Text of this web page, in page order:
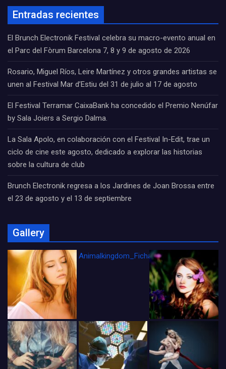
Entradas recientes
El Brunch Electronik Festival celebra su macro-evento anual en
el Parc del Fòrum Barcelona 7, 8 y 9 de agosto de 2026
Rosario, Miguel Ríos, Leire Martínez y otros grandes artistas se
unen al Festival Mar d’Estiu del 31 de julio al 17 de agosto
El Festival Terramar CaixaBank ha concedido el Premio Nenúfar
by Sala Joiers a Sergio Dalma.
La Sala Apolo, en colaboración con el Festival In-Edit, trae un
ciclo de cine este agosto, dedicado a explorar las historias
sobre la cultura de club
Brunch Electronik regresa a los Jardines de Joan Brossa entre
el 23 de agosto y el 13 de septiembre
Gallery
Animalkingdom_FichaCine